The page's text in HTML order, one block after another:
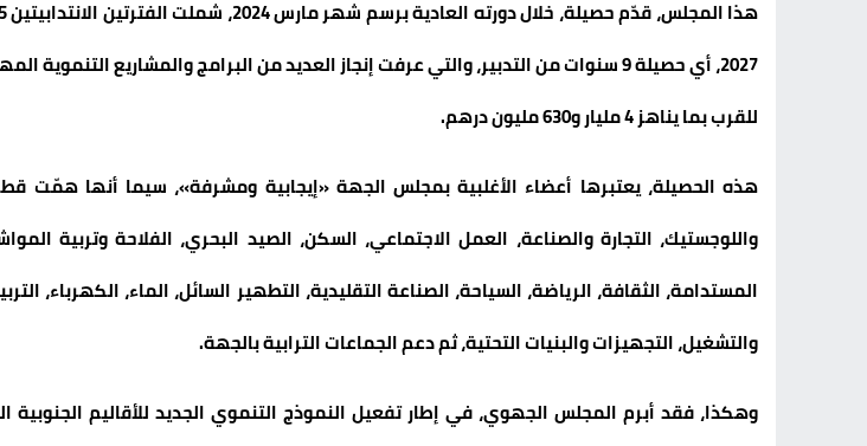
2027، أي حصيلة 9 سنوات من التدبير، والتي عرفت إنجاز العديد من البرامج والمشاريع
للقرب بما يناهز 4 مليار و630 مليون درهم.
هذه الحصيلة، يعتبرها أعضاء الأغلبية بمجلس الجهة «إيجابية ومشرفة»، سيما أنها همّت
واللوجستيك، التجارة والصناعة، العمل الاجتماعي، السكن، الصيد البحري، الفلاحة وتربية
المستدامة، الثقافة، الرياضة، السياحة، الصناعة التقليدية، التطهير السائل، الماء، الكهرباء،
والتشغيل، التجهيزات والبنيات التحتية، ثم دعم الجماعات الترابية بالجهة.
وهكذا، فقد أبرم المجلس الجهوي، في إطار تفعيل النموذج التنموي الجديد للأقاليم الجنوبية